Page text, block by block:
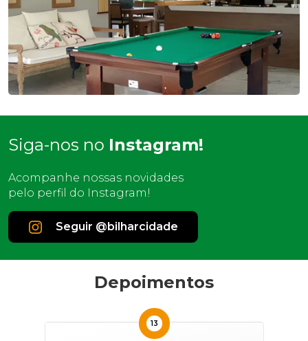
Siga-nos no Instagram!
Acompanhe nossas novidades
pelo perfil do Instagram!
Seguir @bilharcidade
Depoimentos
13